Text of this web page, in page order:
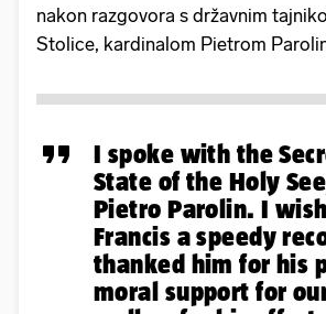
nakon razgovora s državnim
Stolice, kardinalom Pietrom
I spoke with the
State of the Holy
Pietro Parolin. I
Francis a speedy
thanked him for his
moral support for